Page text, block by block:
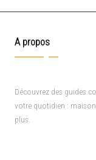
A propos
Découvrez des guides
votre quotidien :
plus.